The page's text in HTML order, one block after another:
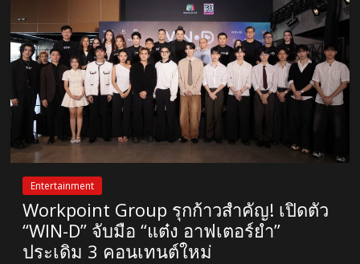
Entertainment
Workpoint Group รุกก้าวสำคัญ! เปิดตัว
“WIN-D” จับมือ “แต๋ง อาฟเตอร์ยำ”
ประเดิม 3 คอนเทนต์ใหม่